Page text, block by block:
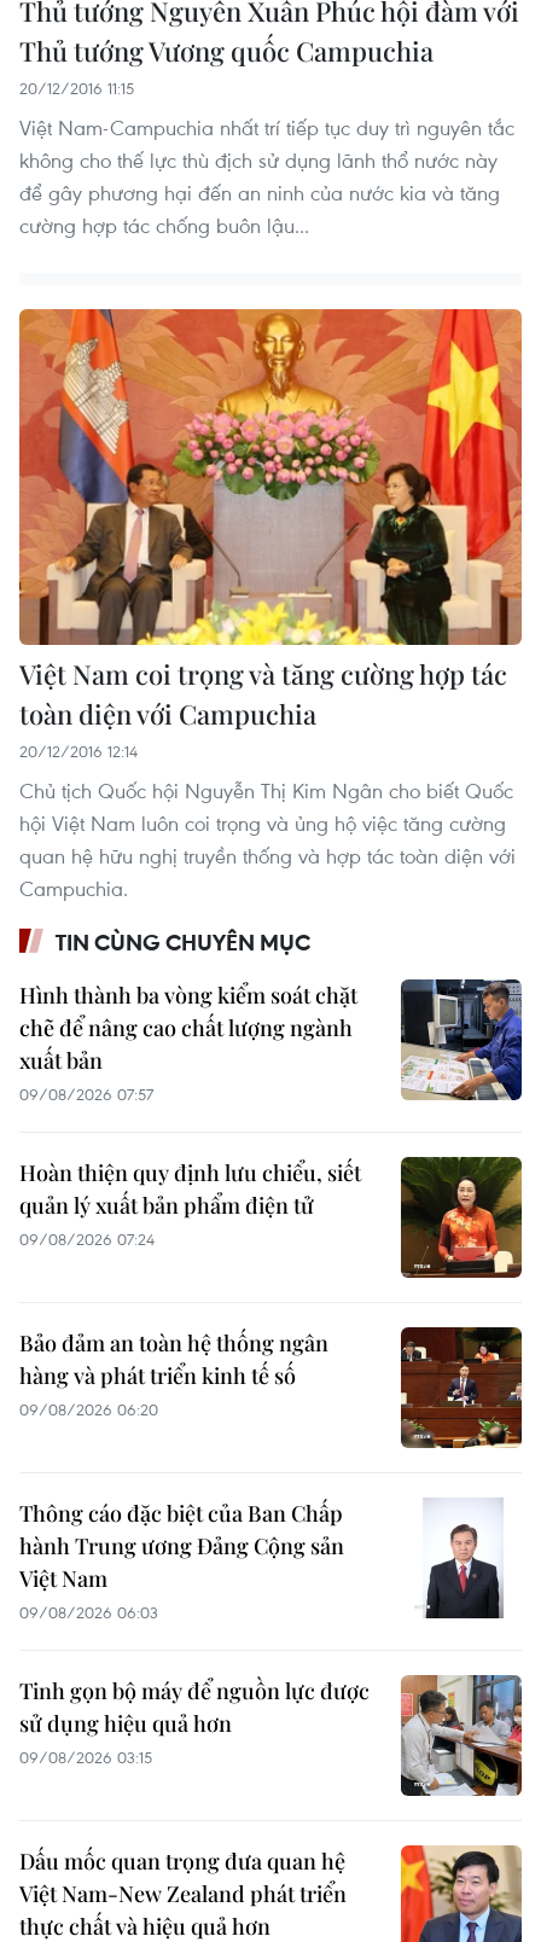
Thủ tướng Nguyễn Xuân Phúc hội đàm với
Thủ tướng Vương quốc Campuchia
20/12/2016 11:15
Việt Nam-Campuchia nhất trí tiếp tục duy trì nguyên tắc
không cho thế lực thù địch sử dụng lãnh thổ nước này
để gây phương hại đến an ninh của nước kia và tăng
cường hợp tác chống buôn lậu...
Việt Nam coi trọng và tăng cường hợp tác
toàn diện với Campuchia
20/12/2016 12:14
Chủ tịch Quốc hội Nguyễn Thị Kim Ngân cho biết Quốc
hội Việt Nam luôn coi trọng và ủng hộ việc tăng cường
quan hệ hữu nghị truyền thống và hợp tác toàn diện với
Campuchia.
TIN CÙNG CHUYÊN MỤC
Hình thành ba vòng kiểm soát chặt
chẽ để nâng cao chất lượng ngành
xuất bản
09/08/2026 07:57
Hoàn thiện quy định lưu chiểu, siết
quản lý xuất bản phẩm điện tử
09/08/2026 07:24
Bảo đảm an toàn hệ thống ngân
hàng và phát triển kinh tế số
09/08/2026 06:20
Thông cáo đặc biệt của Ban Chấp
hành Trung ương Đảng Cộng sản
Việt Nam
09/08/2026 06:03
Tinh gọn bộ máy để nguồn lực được
sử dụng hiệu quả hơn
09/08/2026 03:15
Dấu mốc quan trọng đưa quan hệ
Việt Nam-New Zealand phát triển
thực chất và hiệu quả hơn